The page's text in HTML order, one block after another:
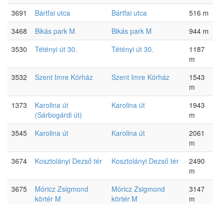
3691 Bártfai utca Bártfai utca
516 m
3468
Bikás park M Bikás park M
944 m
3530
Tétényi út 30. Tétényi út 30.
1187
m
3532
Szent Imre Kórház Szent Imre Kórház
1543
m
1373
Karolina út
(Sárbogárdi út)
Karolina út
1943
m
3545
Karolina út Karolina út
2061
m
3674
Kosztolányi Dezső tér Kosztolányi Dezső tér
2490
m
3675
Móricz Zsigmond
körtér M
Móricz Zsigmond
körtér M
3147
m